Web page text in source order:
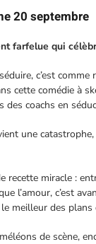
20 septembre
farfelue qui
c’est
cette comédie à
des coachs en
une
recette miracle :
l’amour, c’est
meilleur des plans
de scène,